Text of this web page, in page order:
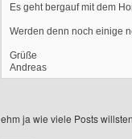
Es geht bergauf mit dem
Werden denn noch einige
Grüße
Andreas
ehm ja wie viele Posts